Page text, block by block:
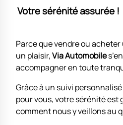
Votre sérénité assurée !
Parce que vendre ou
un plaisir,Via Automobile
accompagner en toute
Grâce à un suivi
pour vous, votre sérénité est
comment nous y veillons au